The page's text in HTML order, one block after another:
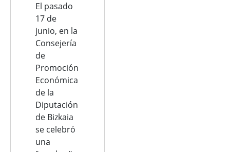
El pasado
17 de
junio, en la
Consejería
de
Promoción
Económica
de la
Diputación
de Bizkaia
se celebró
una